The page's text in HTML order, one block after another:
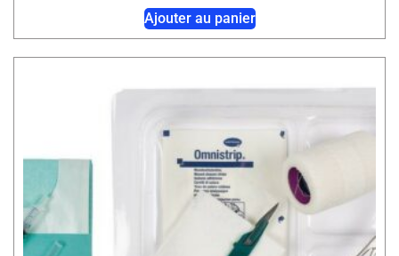
Ajouter au panier